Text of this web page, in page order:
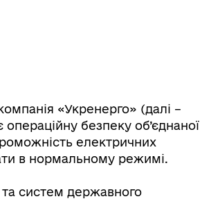
«Укренерго» (далі –
безпеку об’єднаної
електричних
в нормальному режимі.
та систем державного